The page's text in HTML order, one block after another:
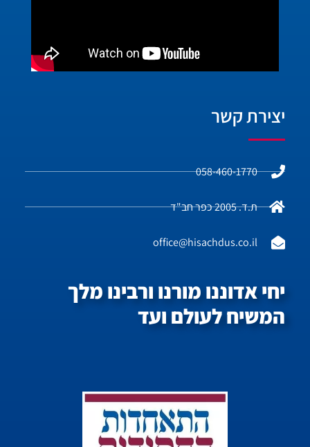
יצירת קשר
058-460-1770
ת.ד. 2005 כפר חב"ד
office@hisachdus.co.il
יחי אדוננו מורנו ורבינו מלך
המשיח לעולם ועד